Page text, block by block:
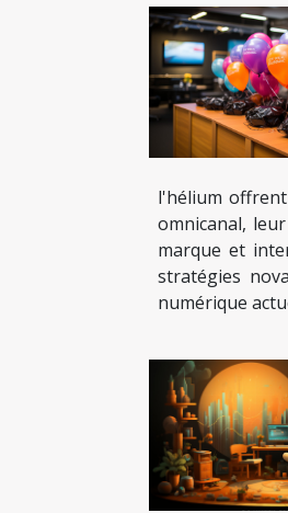
l'hélium
omnicanal,
marque et
stratégies
numérique